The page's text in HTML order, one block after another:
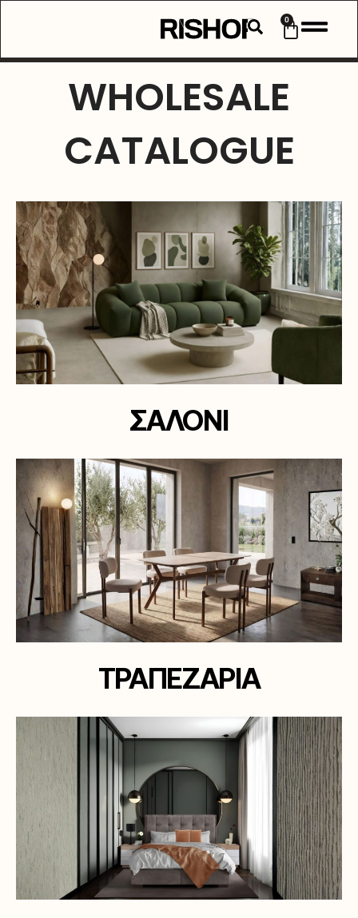
0
WHOLESALE
CATALOGUE
ΣΑΛΟΝΙ
ΤΡΑΠΕΖΑΡΙΑ